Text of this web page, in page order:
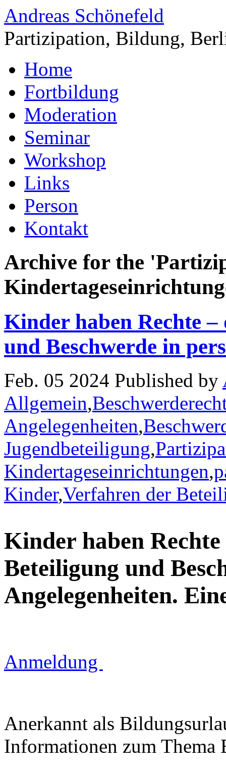
Andreas Schönefeld
Partizipation, Bildung,
Home
Fortbildung
Moderation
Seminar
Workshop
Links
Person
Kontakt
Archive for the
Kinder haben Rechte
und Beschwerde in
Feb. 05 2024 Published by
Allgemein,
Angelegenheiten,
Jugendbeteiligung,
Kindertageseinrichtungen,
Kinder,Verfahren der
Kinder haben
Beteiligung und
Angelegenheiten.
Anmeldung
Anerkannt als
Informationen zum